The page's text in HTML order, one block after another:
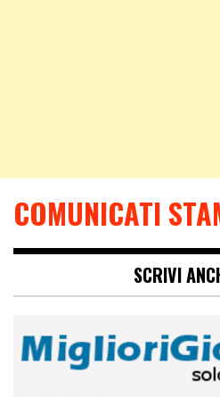
COMUNICATI
SCRIVI